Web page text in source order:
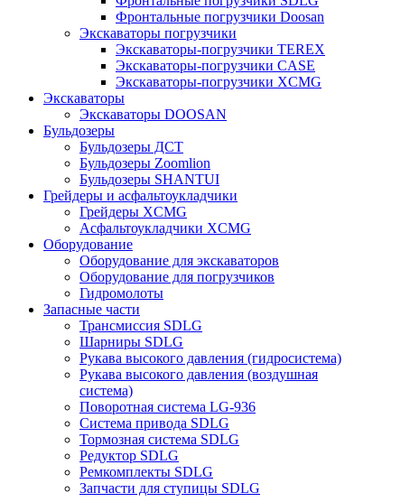
Фронтальные погрузчики Doosan
Экскаваторы погрузчики
Экскаваторы-погрузчики TEREX
Экскаваторы-погрузчики CASE
Экскаваторы-погрузчики XCMG
Экскаваторы
Экскаваторы DOOSAN
Бульдозеры
Бульдозеры ДСТ
Бульдозеры Zoomlion
Бульдозеры SHANTUI
Грейдеры и асфальтоукладчики
Грейдеры XCMG
Асфальтоукладчики XCMG
Оборудование
Оборудование для экскаваторов
Оборудование для погрузчиков
Гидромолоты
Запасные части
Трансмиссия SDLG
Шарниры SDLG
Рукава высокого давления (гидросистема)
Рукава высокого давления (воздушная
система)
Поворотная система LG-936
Система привода SDLG
Тормозная система SDLG
Редуктор SDLG
Ремкомплекты SDLG
Запчасти для ступицы SDLG